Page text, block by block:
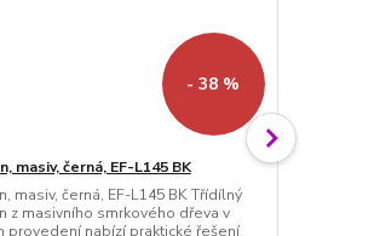
- 38 %
masiv, černá, EF-L145 BK
masiv, černá, EF-L145 BK Třídílný
z masivního smrkového dřeva v
provedení nabízí praktické řešení